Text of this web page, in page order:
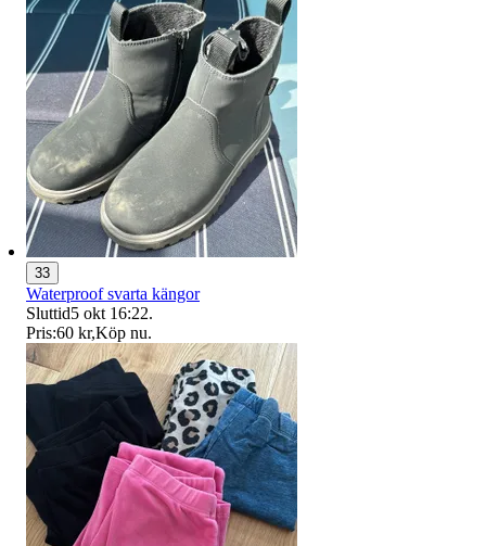
33
Waterproof svarta kängor
Sluttid5 okt 16:22.
Pris:60 kr,Köp nu.